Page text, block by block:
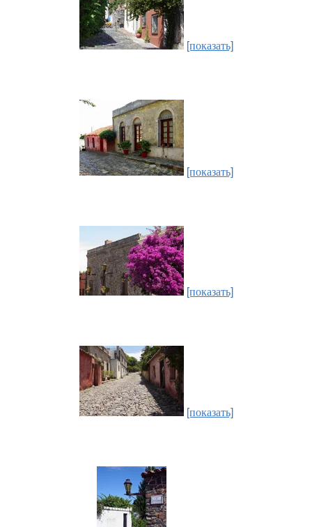
[показать]
[показать]
[показать]
[показать]